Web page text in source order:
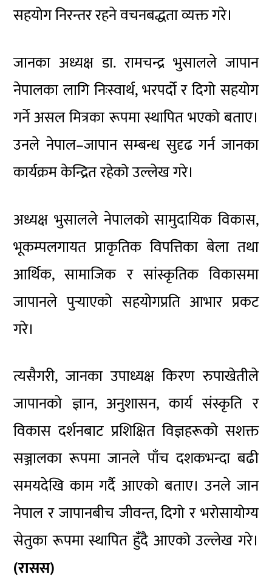
सहयोग निरन्तर रहने वचनबद्धता व्यक्त गरे।
जानका अध्यक्ष डा. रामचन्द्र भुसालले जापान
नेपालका लागि निःस्वार्थ, भरपर्दो र दिगो सहयोग
गर्ने असल मित्रका रूपमा स्थापित भएको बताए।
उनले नेपाल–जापान सम्बन्ध सुदृढ गर्न जानका
कार्यक्रम केन्द्रित रहेको उल्लेख गरे।
अध्यक्ष भुसालले नेपालको सामुदायिक विकास,
भूकम्पलगायत प्राकृतिक विपत्तिका बेला तथा
आर्थिक, सामाजिक र सांस्कृतिक विकासमा
जापानले पुर्‍याएको सहयोगप्रति आभार प्रकट
गरे।
त्यसैगरी, जानका उपाध्यक्ष किरण रुपाखेतीले
जापानको ज्ञान, अनुशासन, कार्य संस्कृति र
विकास दर्शनबाट प्रशिक्षित विज्ञहरूको सशक्त
सञ्जालका रूपमा जानले पाँच दशकभन्दा बढी
समयदेखि काम गर्दै आएको बताए। उनले जान
नेपाल र जापानबीच जीवन्त, दिगो र भरोसायोग्य
सेतुका रूपमा स्थापित हुँदै आएको उल्लेख गरे।
(रासस)